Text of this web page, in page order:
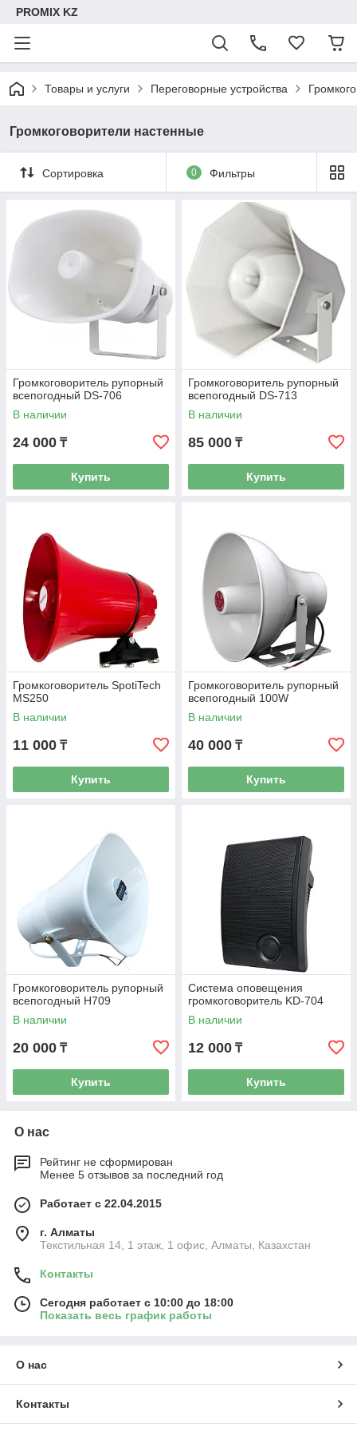
PROMIX KZ
Товары и услуги Переговорные устройства
Громкоговорители настенные
Сортировка 0 Фильтры
Громкоговоритель рупорный
всепогодный DS-706
В наличии
24 000 ₸
Купить
Громкоговоритель рупорный
всепогодный DS-713
В наличии
85 000 ₸
Купить
Громкоговоритель SpotiTech
MS250
В наличии
11 000 ₸
Купить
Громкоговоритель рупорный
всепогодный 100W
В наличии
40 000 ₸
Купить
Громкоговоритель рупорный
всепогодный H709
В наличии
20 000 ₸
Купить
Система оповещения
громкоговоритель KD-704
В наличии
12 000 ₸
Купить
О нас
Рейтинг не сформирован
Менее 5 отзывов за последний год
Работает с 22.04.2015
г. Алматы
Текстильная 14, 1 этаж, 1 офис, Алматы, Казахстан
Контакты
Сегодня работает с 10:00 до 18:00
Показать весь график работы
О нас
Контакты